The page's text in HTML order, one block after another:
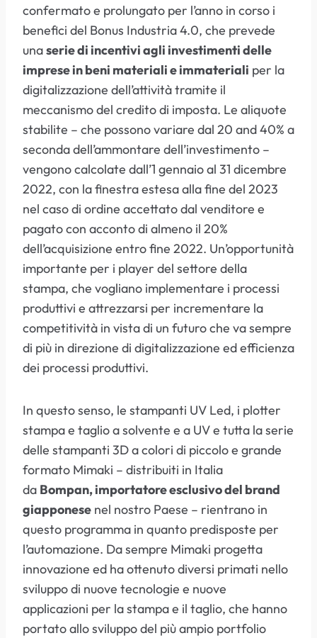
confermato e prolungato per l’anno in corso i
benefici del Bonus Industria 4.0, che prevede
unaserie di incentivi agli investimenti delle
imprese in beni materiali e immateriali per la
digitalizzazione dell’attività tramite il
meccanismo del credito di imposta. Le aliquote
stabilite – che possono variare dal 20 and 40% a
seconda dell’ammontare dell’investimento –
vengono calcolate dall’1 gennaio al 31 dicembre
2022, con la finestra estesa alla fine del 2023
nel caso di ordine accettato dal venditore e
pagato con acconto di almeno il 20%
dell’acquisizione entro fine 2022. Un’opportunità
importante per i player del settore della
stampa, che vogliano implementare i processi
produttivi e attrezzarsi per incrementare la
competitività in vista di un futuro che va sempre
di più in direzione di digitalizzazione ed efficienza
dei processi produttivi.
In questo senso, le stampanti UV Led, i plotter
stampa e taglio a solvente e a UV e tutta la serie
delle stampanti 3D a colori di piccolo e grande
formato Mimaki – distribuiti in Italia
da Bompan, importatore esclusivo del brand
giapponese nel nostro Paese – rientrano in
questo programma in quanto predisposte per
l’automazione. Da sempre Mimaki progetta
innovazione ed ha ottenuto diversi primati nello
sviluppo di nuove tecnologie e nuove
applicazioni per la stampa e il taglio, che hanno
portato allo sviluppo del più ampio portfolio